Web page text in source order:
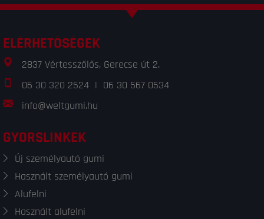
ELÉRHETŐSÉGEK
2837 Vértesszőlős, Gerecse út 2.
06 30 320 2524 | 06 30 567 0534
info@weltgumi.hu
GYORSLINKEK
Új személyautó gumi
Használt személyautó gumi
Alufelni
Használt alufelni